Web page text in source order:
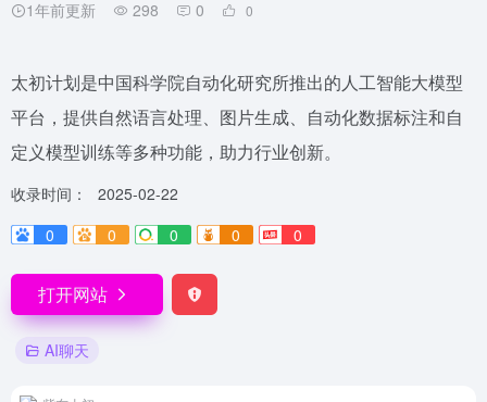
1年前更新 298 0 0
太初计划是中国科学院自动化研究所推出的人工智能大模型
平台，提供自然语言处理、图片生成、自动化数据标注和自
定义模型训练等多种功能，助力行业创新。
收录时间：
2025-02-22
0
0 0 0 0
打开网站
AI聊天